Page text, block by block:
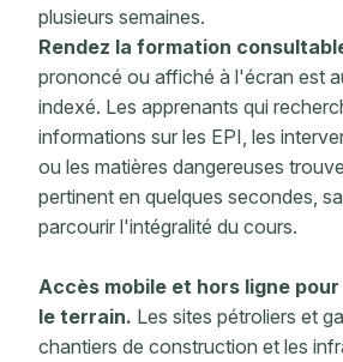
plusieurs semaines.
Rendez la formation
prononcé ou affiché à l'écran est
indexé. Les apprenants qui
informations sur les EPI, les
ou les matières dangereuses
pertinent en quelques secondes,
parcourir l'intégralité du cours.
Accès mobile et hors ligne
le terrain. Les sites pétroliers et
chantiers de construction et les